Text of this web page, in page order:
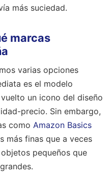
más suciedad.
marcas
varias opciones
es el modelo
vuelto un icono del diseño
precio. Sin embargo,
como Amazon Basics
más finas que a veces
pequeños que